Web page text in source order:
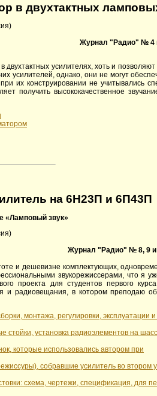
в двухтактных
Журнал "Радио" № 4
усилителях, хоть и позволяют
усилителей, однако, они не могут
их конструировании не учитывались
получить высококачественное
на 6Н23П и 6П43П
«Ламповый звук»
Журнал "Радио" № 8, 9 и
и дешевизне комплектующих,
звукорежиссерами, что я
проекта для студентов первого
и радиовещания, в котором преподаю
монтажа, регулировки, эксплуатации и
установка радиоэлементов на
которые использовались автором при
собравшие усилитель во втором
схема, чертежи, спецификация, для